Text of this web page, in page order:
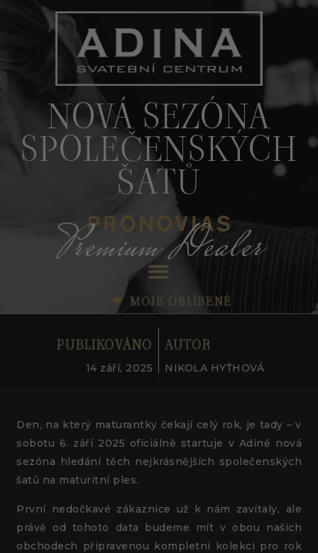
NOVÁ SEZÓNA
SPOLEČENSKÝCH
ŠATŮ
Premium Dealer
MOJE OBLÍBENÉ
PUBLIKOVÁNO
14 září, 2025
AUTOR
NIKOLA HYŤHOVÁ
Den, na který maturantky čekají celý rok, je tady – v
sobotu 6. září 2025 oficiálně startuje v Adině nová
sezóna hledání těch nejkrásnějších společenských
šatů na maturitní ples.
První nedočkavé zákaznice už k nám zavítaly, ale
právě od tohoto data budeme mít v obou našich
obchodech připravenou kompletní kolekci pro rok
LETŇANY
PANKRÁC